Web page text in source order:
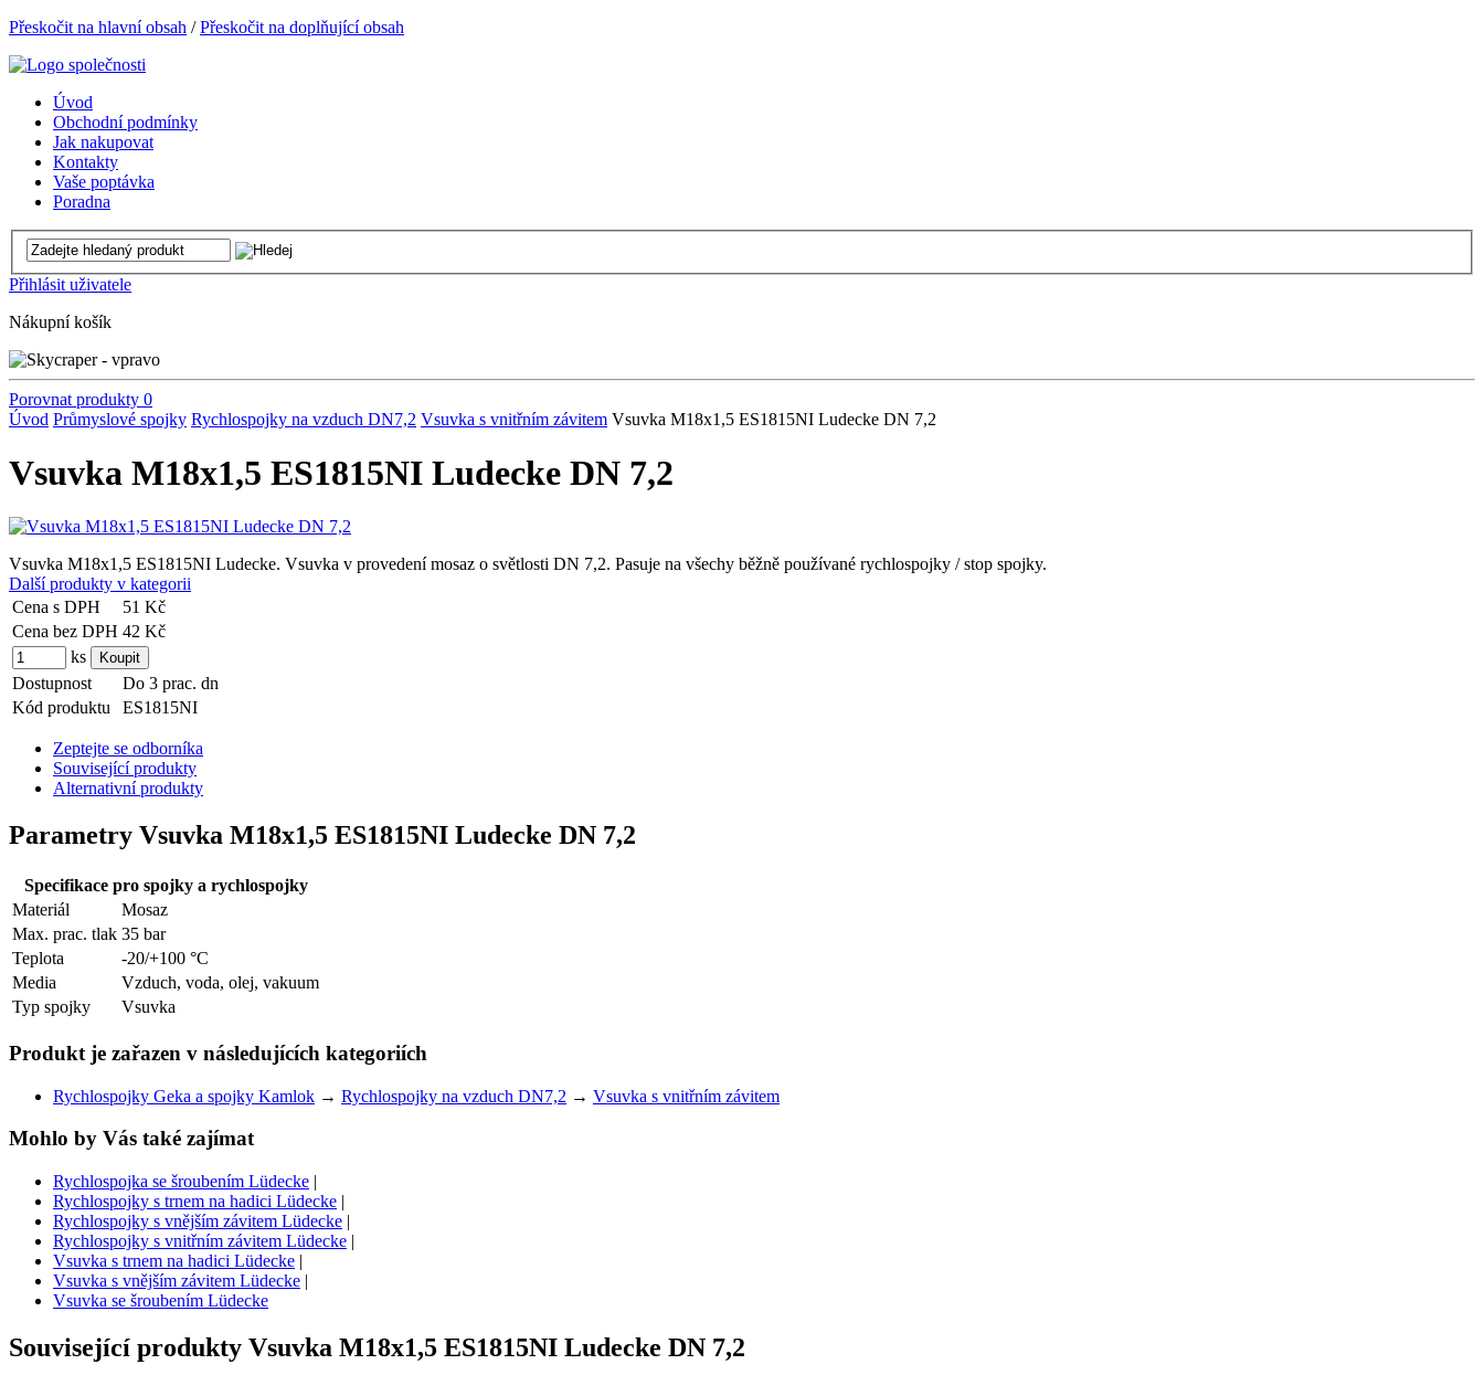
Přeskočit na hlavní obsah /Přeskočit na doplňující obsah
Úvod
Obchodní podmínky
Jak nakupovat
Kontakty
Vaše poptávka
Poradna
Přihlásit uživatele
Nákupní košík
Porovnat produkty 0
Úvod Průmyslové spojky Rychlospojky na vzduch DN7,2 Vsuvka s vnitřním závitem Vsuvka M18x1,5 ES1815NI Ludecke DN 7,2
Vsuvka M18x1,5 ES1815NI Ludecke DN 7,2
Vsuvka M18x1,5 ES1815NI Ludecke. Vsuvka v provedení mosaz o světlosti DN 7,2. Pasuje na všechy běžně používané rychlospojky / stop spojky.
Další produkty v kategorii
Cena s DPH
51 Kč
Cena bez DPH 42 Kč
ks
Dostupnost
Do 3 prac. dn
Kód produktu
ES1815NI
Zeptejte se odborníka
Související produkty
Alternativní produkty
Parametry Vsuvka M18x1,5 ES1815NI Ludecke DN 7,2
Specifikace pro spojky a rychlospojky
Materiál
Mosaz
Max. prac. tlak 35 bar
Teplota
-20/+100 °C
Media
Vzduch, voda, olej, vakuum
Typ spojky
Vsuvka
Produkt je zařazen v následujících kategoriích
Rychlospojky Geka a spojky Kamlok → Rychlospojky na vzduch DN7,2 → Vsuvka s vnitřním závitem
Mohlo by Vás také zajímat
Rychlospojka se šroubením Lüdecke |
Rychlospojky s trnem na hadici Lüdecke |
Rychlospojky s vnějším závitem Lüdecke |
Rychlospojky s vnitřním závitem Lüdecke |
Vsuvka s trnem na hadici Lüdecke |
Vsuvka s vnějším závitem Lüdecke |
Vsuvka se šroubením Lüdecke
Související produkty Vsuvka M18x1,5 ES1815NI Ludecke DN 7,2